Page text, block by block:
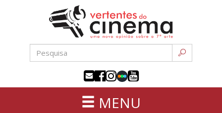
conteúdo
sétima
MENU